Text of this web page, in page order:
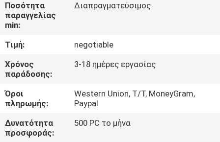
ΠΟΙΟΤΙΚΌΣ
ΜΑΣ
ΕΛΆΤΕ
ΣΕ
ΕΠΑΦΉ
ΜΕ
Ποσότητα
παραγγελίας
min:
Διαπραγματεύσιμος
Τιμή:
negotiable
Χρόνος
παράδοσης:
3-18 ημέρες εργασίας
Όροι
πληρωμής:
Western Union, T/T, MoneyGram,
Paypal
Δυνατότητα
προσφοράς:
500 PC το μήνα